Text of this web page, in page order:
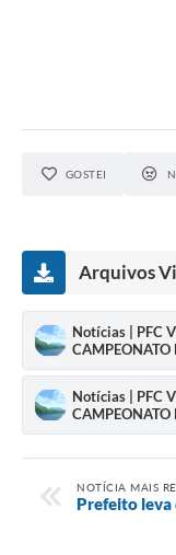
GOSTEI
Arquivos
Notícias | PFC
CAMPEONATO
Notícias | PFC
CAMPEONATO
NOTÍCIA MAIS
Prefeito leva